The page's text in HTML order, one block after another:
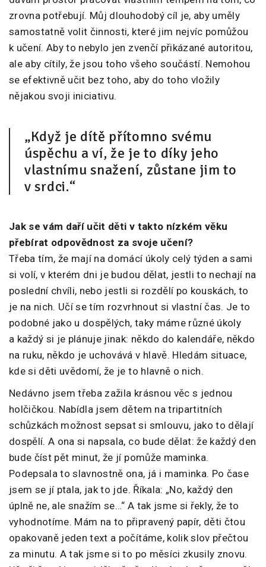
zrovna potřebují. Můj dlouhodobý cíl je, aby uměly
samostatně volit činnosti, které jim nejvíc pomůžou
k učení. Aby to nebylo jen zvenčí přikázané autoritou,
ale aby cítily, že jsou toho všeho součástí. Nemohou
se efektivně učit bez toho, aby do toho vložily
nějakou svoji iniciativu.
„Když je dítě přítomno svému
úspěchu a ví, že je to díky jeho
vlastnímu snažení, zůstane jim to
v srdci.“
Jak se vám daří učit děti v takto nízkém věku
přebírat odpovědnost za svoje učení?
Třeba tím, že mají na domácí úkoly celý týden a sami
si volí, v kterém dni je budou dělat, jestli to nechají na
poslední chvíli, nebo jestli si rozdělí po kouskách, to
je na nich. Učí se tím rozvrhnout si vlastní čas. Je to
podobné jako u dospělých, taky máme různé úkoly
a každý si je plánuje jinak: někdo do kalendáře, někdo
na ruku, někdo je uchovává v hlavě. Hledám situace,
kde si děti uvědomí, že je to hlavně o nich.
Nedávno jsem třeba zažila krásnou věc s jednou
holčičkou. Nabídla jsem dětem na tripartitních
schůzkách možnost sepsat si smlouvu, jako to dělají
dospělí. A ona si napsala, co bude dělat: že každý den
bude číst pět minut, že jí pomůže maminka.
Podepsala to slavnostně ona, já i maminka. Po čase
jsem se jí ptala, jak to jde. Říkala: „No, každý den
úplně ne, ale snažím se…“ A tak jsme si řekly, že to
vyhodnotíme. Mám na to připravený papír, děti čtou
opakovaně jeden text a počítáme, kolik slov přečtou
za minutu. A tak jsme si to po měsíci zkusily znovu.